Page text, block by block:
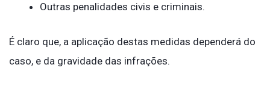
Outras penalidades civis e criminais.
É claro que, a aplicação destas medidas dependerá do
caso, e da gravidade das infrações.